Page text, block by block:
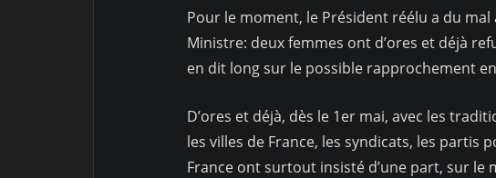
Pour le moment, le Président réélu a du
Ministre: deux femmes ont d’ores et déjà
en dit long sur le possible rapprochement
D’ores et déjà, dès le 1er mai, avec les
les villes de France, les syndicats, les partis
France ont surtout insisté d’une part, sur le